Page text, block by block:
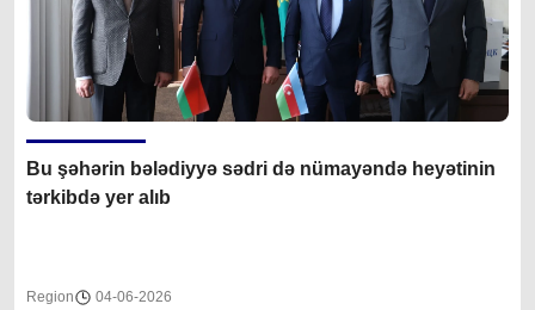
Bu şəhərin bələdiyyə sədri də nümayəndə heyətinin
tərkibdə yer alıb
Region 04-06-2026